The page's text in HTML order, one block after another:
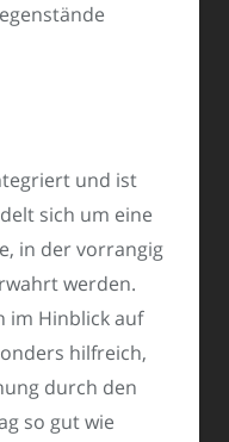
und ist
sich um eine
in der vorrangig
werden.
im Hinblick auf
hilfreich,
durch den
so gut wie